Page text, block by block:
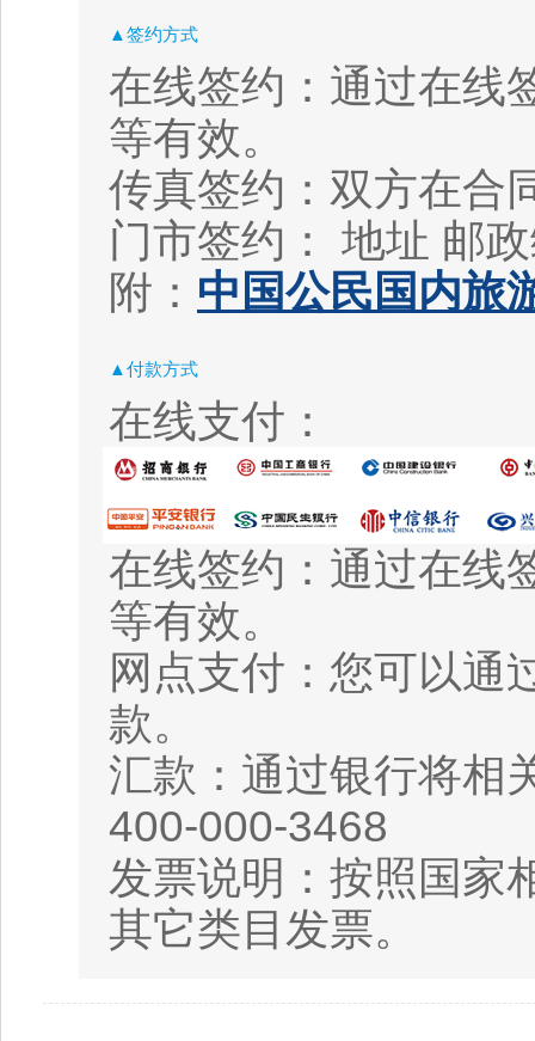
▲签约方式
在线签约：通过在线
等有效。
传真签约：双方在合
门市签约： 地址 邮
附： 中国公民国内旅
▲付款方式
在线支付：
在线签约：通过在线
等有效。
网点支付：您可以通
款。
汇款：通过银行将相
400-000-3468
发票说明：按照国家
其它类目发票。